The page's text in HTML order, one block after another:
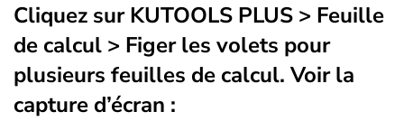
Cliquez surKUTOOLS PLUS > Feuille
de calcul > Figer les volets pour
plusieurs feuilles de calcul. Voir la
capture d’écran :